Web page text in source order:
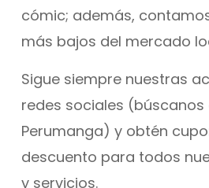
cómic; además,
más bajos del mercado
Sigue siempre nuestras
redes sociales
Perumanga) y obtén
descuento para todos
y servicios.